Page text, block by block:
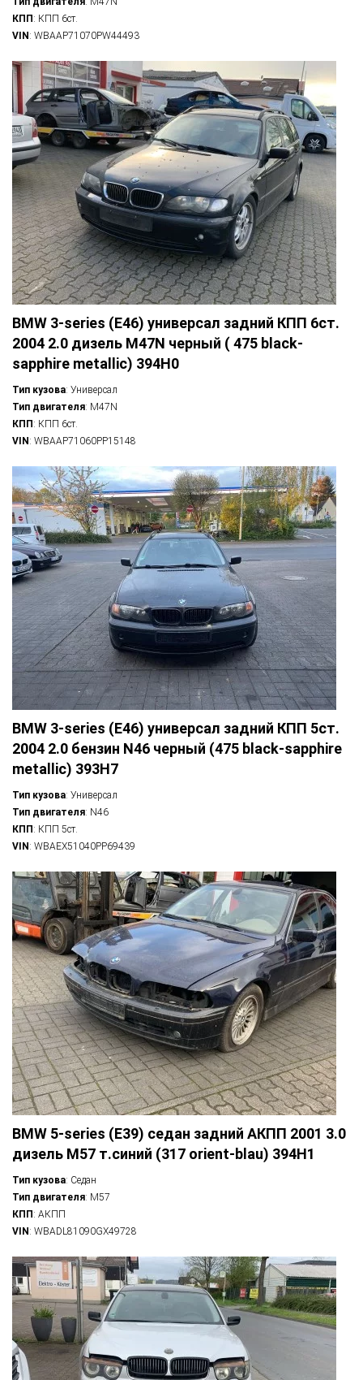
КПП: КПП 6ст.
VIN: WBAAP71070PW44493
BMW 3-series (E46) универсал задний КПП 6ст.
2004 2.0 дизель M47N черный ( 475 black-
sapphire metallic) 394H0
Тип кузова: Универсал
Тип двигателя: M47N
КПП: КПП 6ст.
VIN: WBAAP71060PP15148
BMW 3-series (E46) универсал задний КПП 5ст.
2004 2.0 бензин N46 черный (475 black-sapphire
metallic) 393H7
Тип кузова: Универсал
Тип двигателя: N46
КПП: КПП 5ст.
VIN: WBAEX51040PP69439
BMW 5-series (E39) седан задний АКПП 2001 3.0
дизель M57 т.синий (317 orient-blau) 394H1
Тип кузова: Седан
Тип двигателя: M57
КПП: АКПП
VIN: WBADL81090GX49728